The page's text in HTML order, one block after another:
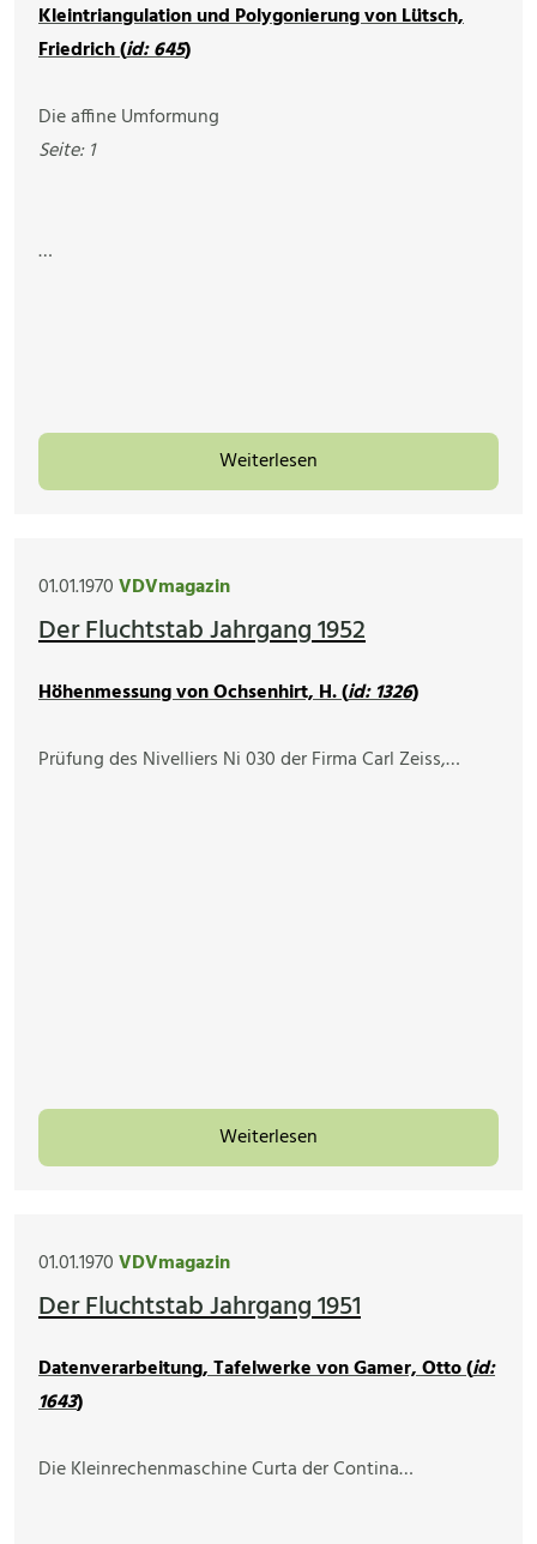
Kleintriangulation und Polygonierung von Lütsch,
Friedrich (id: 645)
Die affine Umformung
Seite: 1
…
Weiterlesen
01.01.1970VDVmagazin
Der Fluchtstab Jahrgang 1952
Höhenmessung von Ochsenhirt, H. (id: 1326)
Prüfung des Nivelliers Ni 030 der Firma Carl Zeiss,…
Weiterlesen
01.01.1970VDVmagazin
Der Fluchtstab Jahrgang 1951
Datenverarbeitung, Tafelwerke von Gamer, Otto (id:
1643)
Die Kleinrechenmaschine Curta der Contina…